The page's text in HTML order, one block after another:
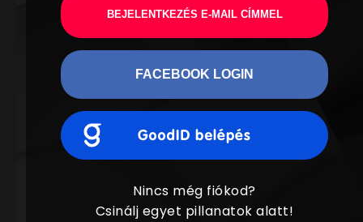
BEJELENTKEZÉS E-MAIL CÍMMEL
FACEBOOK LOGIN
Nincs még fiókod?
Csinálj egyet pillanatok alatt!